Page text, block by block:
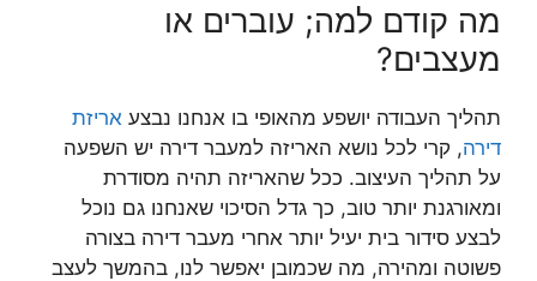
מה קודם למה; עוברים או
מעצבים?
תהליך העבודה יושפע מהאופי בו אנחנו נבצע אריזת
דירה, קרי לכל נושא האריזה למעבר דירה יש השפעה
על תהליך העיצוב. ככל שהאריזה תהיה מסודרת
ומאורגנת יותר טוב, כך גדל הסיכוי שאנחנו גם נוכל
לבצע סידור בית יעיל יותר אחרי מעבר דירה בצורה
פשוטה ומהירה, מה שכמובן יאפשר לנו, בהמשך לעצב